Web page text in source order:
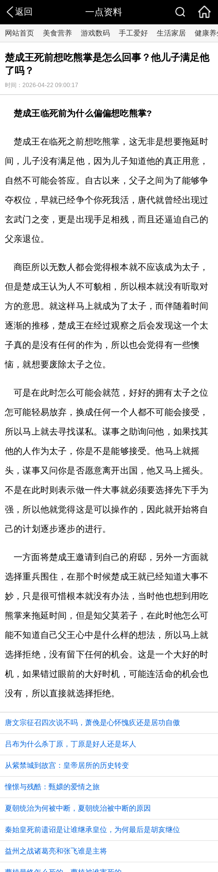
返回 一点资料
网站首页 美食营养 游戏数码 手工爱好 生活家居 健康养
楚成王死前想吃熊掌是怎么回事？他儿子满足他
了吗？
时间：2026-04-22 09:00:17
楚成王临死前为什么偏偏想吃熊掌?
楚成王在临死之前想吃熊掌，这无非是想要拖延时
间，儿子没有满足他，因为儿子知道他的真正用意，
自然不可能会答应。自古以来，父子之间为了能够争
夺权位，早就已经争个你死我活，唐代就曾经出现过
玄武门之变，更是出现手足相残，而且还逼迫自己的
父亲退位。
商臣所以无数人都会觉得根本就不应该成为太子，
但是楚成王认为人不可貌相，所以根本就没有听取对
方的意思。就这样马上就成为了太子，而伴随着时间
逐渐的推移，楚成王在经过观察之后会发现这一个太
子真的是没有任何的作为，所以也会觉得有一些懊
恼，就想要废除太子之位。
可是在此时怎么可能会就范，好好的拥有太子之位
怎可能轻易放弃，换成任何一个人都不可能会接受，
所以马上就去寻找谋私。谋事之助询问他，如果找其
他的人作为太子，你是不是能够接受。他马上就摇
头，谋事又问你是否愿意离开出国，他又马上摇头。
不是在此时则表示做一件大事就必须要选择先下手为
强，所以他就觉得这是可以操作的，因此就开始将自
己的计划逐步逐步的进行。
一方面将楚成王邀请到自己的府邸，另外一方面就
选择重兵围住，在那个时候楚成王就已经知道大事不
妙，只是很可惜根本就没有办法，当时他也想到用吃
熊掌来拖延时间，但是知父莫若子，在此时他怎么可
能不知道自己父王心中是什么样的想法，所以马上就
选择拒绝，没有留下任何的机会。这是一个大好的时
机，如果错过眼前的大好时机，可能连活命的机会也
没有，所以直接就选择拒绝。
唐文宗征召四次说不吗，萧俛是心怀愧疚还是居功自傲
吕布为什么杀丁原，丁原是好人还是坏人
从紫禁城到故宫：皇帝居所的历史转变
憧憬与残酷：甄嬛的爱情之旅
夏朝统治为何被中断，夏朝统治被中断的原因
秦始皇死前遗诏是让谁继承皇位，为何最后是胡亥继位
益州之战诸葛亮和张飞谁是主将